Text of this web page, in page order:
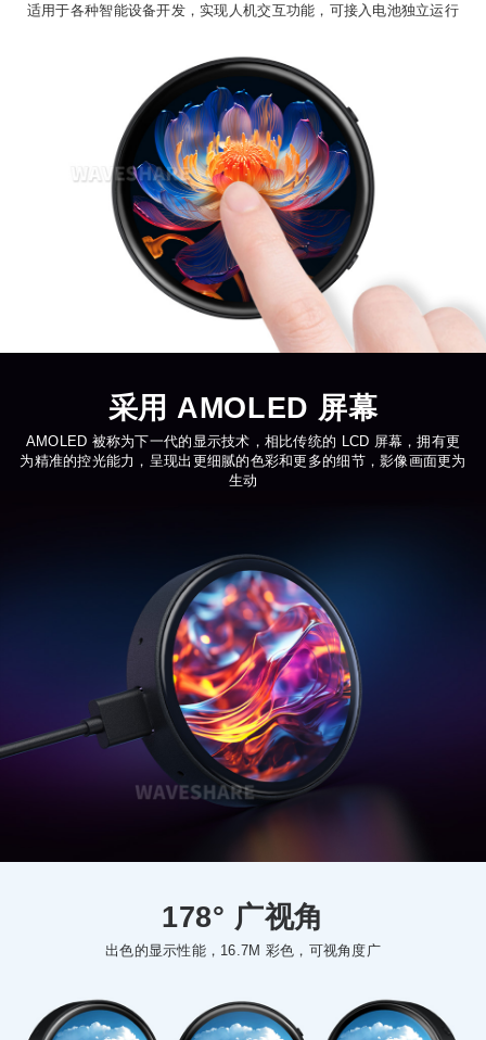
适用于各种智能设备开发，实现人机交互功能，可接入电池独立运行
采用 AMOLED 屏幕
AMOLED 被称为下一代的显示技术，相比传统的 LCD 屏幕，拥有更
为精准的控光能力，呈现出更细腻的色彩和更多的细节，影像画面更为
生动
178° 广视角
出色的显示性能，16.7M 彩色，可视角度广